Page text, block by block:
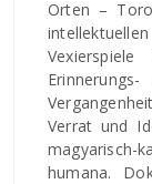
Orten –
Verrat und
humana.